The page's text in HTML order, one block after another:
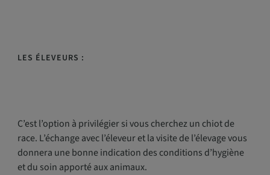
LES ÉLEVEURS :
C’est l’option à privilégier si vous cherchez un chiot de
race. L’échange avec l’éleveur et la visite de l’élevage vous
donnera une bonne indication des conditions d’hygiène
et du soin apporté aux animaux.